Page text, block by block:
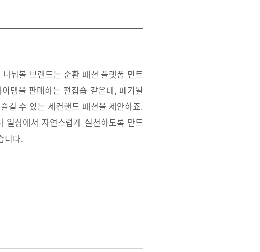
눠볼 브랜드는 순환 패션 플랫폼 민트
템을 판매하는 편집숍 같은데, 폐기될
길 수 있는 세컨핸드 패션을 제안하죠.
일상에서 자연스럽게 실천하도록 만드
니다.